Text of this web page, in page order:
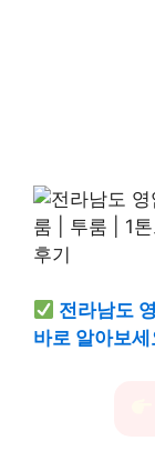
전라남도
바로 알아보세